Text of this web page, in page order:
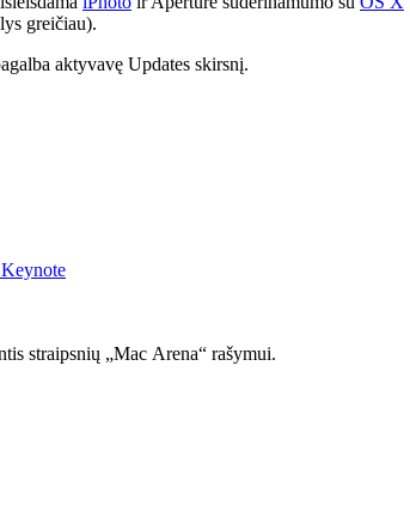
greičiau).
aktyvavę Updates skirsnį.
straipsnių „Mac Arena“ rašymui.